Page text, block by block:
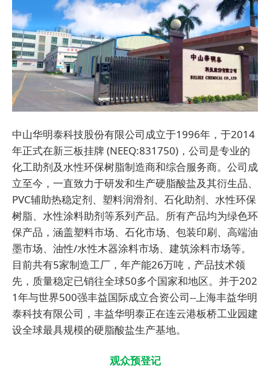
中山华明泰科技股份有限公司成立于1996年，于2014
年正式在新三板挂牌 (NEEQ:831750)，公司是专业的
化工助剂及水性环保树脂制造商和综合服务商。公司成
立至今，一直致力于研发和生产硬脂酸盐及其衍生品、
PVC辅助热稳定剂、塑料润滑剂、石化助剂、水性环保
树脂、水性涂料助剂等系列产品。所有产品均为绿色环
保产品，涵盖塑料市场、石化市场、包装印刷、高端油
墨市场、油性/水性木器涂料市场、建筑涂料市场等。
目前共有5家制造工厂，年产能26万吨，产品技术领
先，质量稳定已销往全球50多个国家和地区。并于202
1年与世界500强丰益国际成立合资公司--上海丰益华明
泰科技有限公司，丰益华明泰正在连云港板桥工业园建
设全球最具规模的硬脂酸盐生产基地。
观众预登记